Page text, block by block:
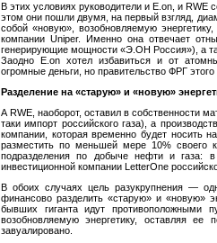
В этих условиях руководители и E.on, и RWE
этом они пошли двумя, на первый взгляд,
собой «новую», возобновляемую
компании Uniper. Именно она отвечает
генерирующие мощности «Э.ОН Россия»), а
Заодно E.on хотел избавиться и от
огромные деньги, но правительство ФРГ
Разделение на «старую» и «новую»
А RWE, наоборот, оставил в собственности
таки импорт российского газа), а
компании, которая временно будет носить
разместить по меньшей мере 10% своего
подразделения по добыче нефти и газа:
инвестиционной компании LetterOne
В обоих случаях цель разукрупнения —
финансово разделить «старую» и «новую»
бывших гиганта идут противоположными
возобновляемую энергетику, оставляя
завуалировано.